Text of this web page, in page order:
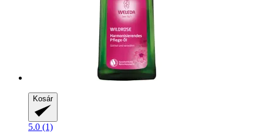
Kosár
5.0 (1)